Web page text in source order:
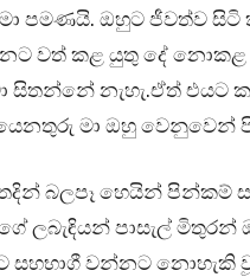
පමණයි. ඔහුට ජීවත්ව
වත් කළ යුතු දේ
සිතන්නේ නැහැ.ඒත් එයට
මා ඔහු වෙනුවෙන්
බලපෑ හෙයින් පින්කම්
ලබැඳියන් පාසැල්
වන්නට නොහැකි